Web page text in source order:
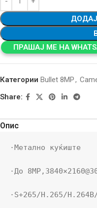
ПРАШАЈ МЕ НА
Категории Bullet 8MP,
Share:
Опис
·Метално куќиште
·До
·S+265/H.265/